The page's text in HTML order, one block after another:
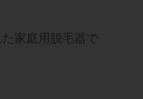
家庭用脱毛器で